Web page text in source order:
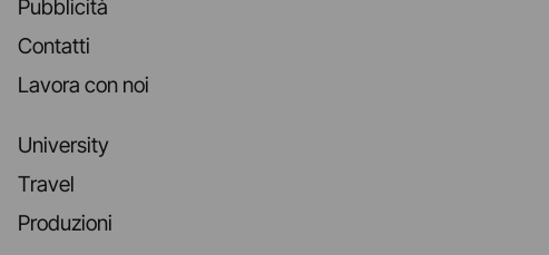
Pubblicità
Contatti
Lavora con noi
University
Travel
Produzioni